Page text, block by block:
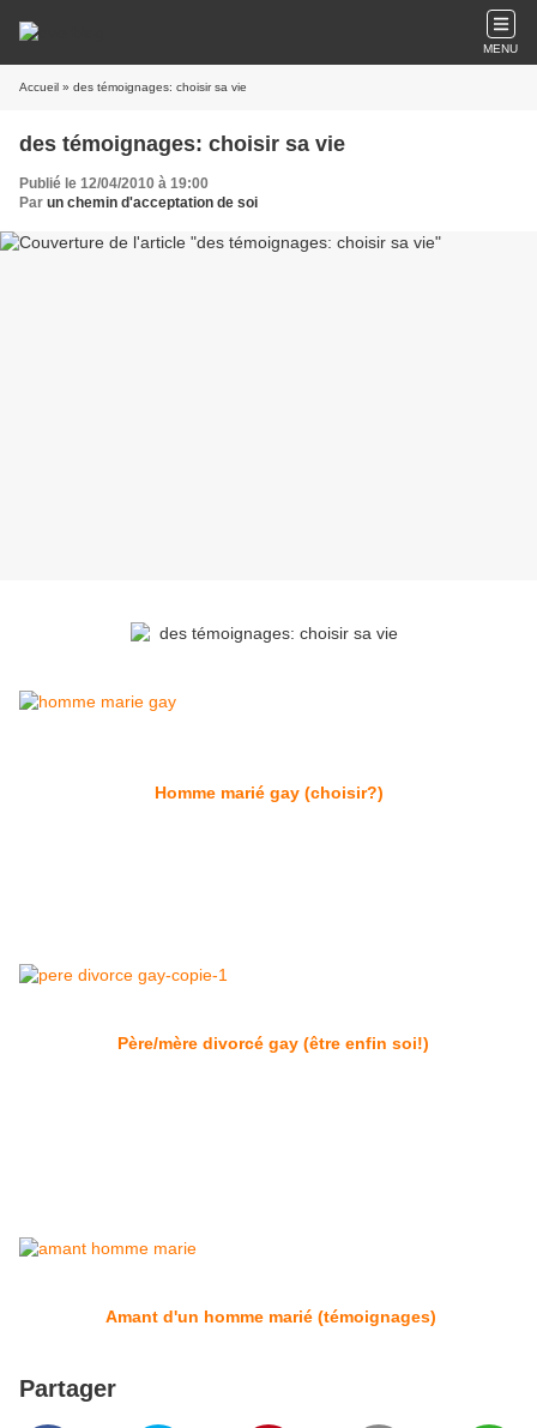
MENU
Accueil » des témoignages: choisir sa vie
des témoignages: choisir sa vie
Publié le 12/04/2010 à 19:00
Par un chemin d'acceptation de soi
Homme marié gay (choisir?)
Père/mère divorcé gay (être enfin soi!)
Amant d'un homme marié (témoignages)
Partager